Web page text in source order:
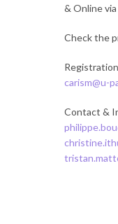
& Online via
Check the
carism@u-
Contact &